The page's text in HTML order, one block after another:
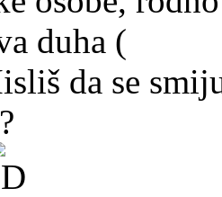
duha (
da se